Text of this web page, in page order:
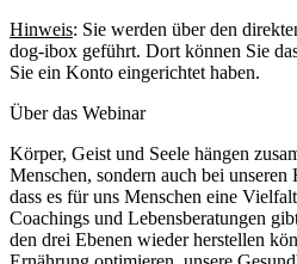
Hinweis: Sie werden über den
dog-ibox geführt. Dort können Sie
Sie ein Konto eingerichtet haben.
Über das Webinar
Körper, Geist und Seele hängen
Menschen, sondern auch bei
dass es für uns Menschen eine
Coachings und Lebensberatungen
den drei Ebenen wieder herstellen